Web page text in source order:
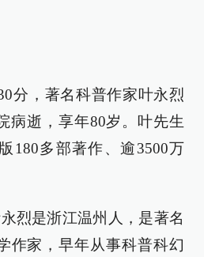
分，著名科普作家叶永烈
病逝，享年80岁。叶先生
180多部著作、逾3500万
烈是浙江温州人，是著名
作家，早年从事科普科幻